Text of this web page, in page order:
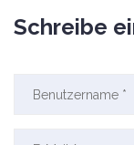
Schreibe